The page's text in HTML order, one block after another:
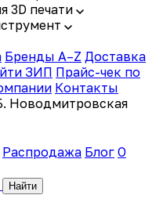
3D печати
Бренды A–Z Доставка
ЗИП Прайс-чек по
Контакты
Новодмитровская
Распродажа Блог О
Найти